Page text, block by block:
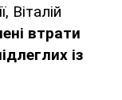
Віталій
втрати
із